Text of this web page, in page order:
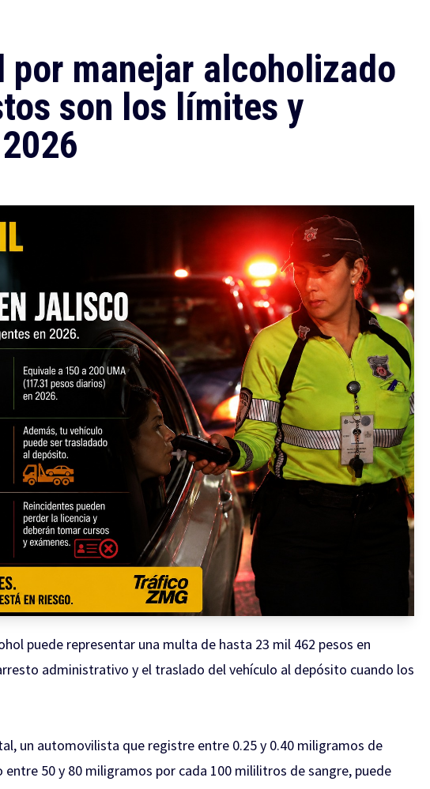
por manejar alcoholizado
son los límites y
puede representar una multa de hasta 23 mil 462 pesos en
administrativo y el traslado del vehículo al depósito cuando los
un automovilista que registre entre 0.25 y 0.40 miligramos de
50 y 80 miligramos por cada 100 mililitros de sangre, puede